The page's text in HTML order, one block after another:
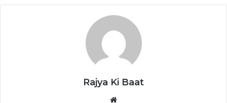
Rajya Ki Baat